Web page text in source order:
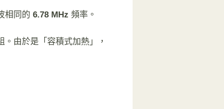
相同的6.78 MHz 頻率。
由於是「容積式加熱」，